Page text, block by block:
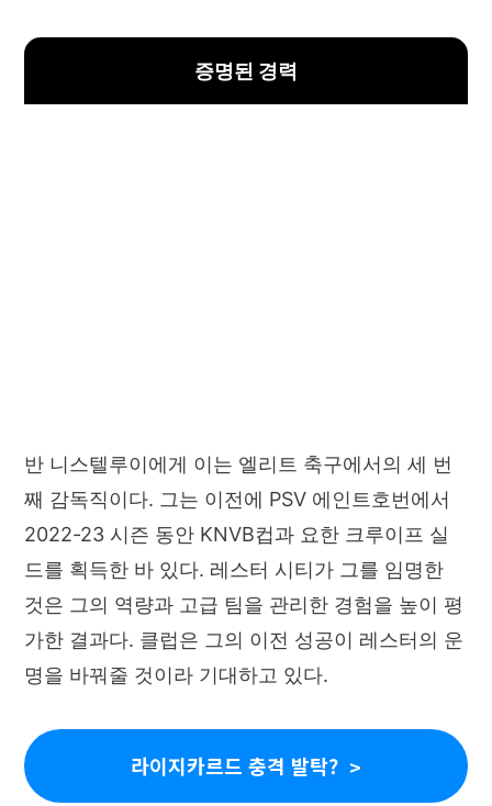
증명된 경력
반 니스텔루이에게 이는 엘리트 축구에서의 세 번
째 감독직이다. 그는 이전에 PSV 에인트호번에서
2022-23 시즌 동안 KNVB컵과 요한 크루이프 실
드를 획득한 바 있다. 레스터 시티가 그를 임명한
것은 그의 역량과 고급 팀을 관리한 경험을 높이 평
가한 결과다. 클럽은 그의 이전 성공이 레스터의 운
명을 바꿔줄 것이라 기대하고 있다.
라이지카르드 충격 발탁?